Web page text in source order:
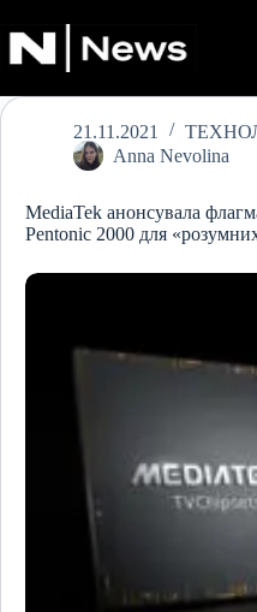
до
вмісту
21.11.2021
Anna Nevolina
MediaTek анонсувала
Pentonic 2000 для